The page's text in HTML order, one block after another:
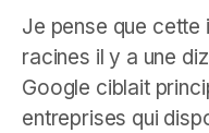
Je pense que cette
racines il y a une
Google ciblait
entreprises qui